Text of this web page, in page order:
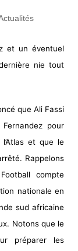
et un éventuel
nie tout
que Ali Fassi
pour
et que le
Rappelons
compte
nationale en
sud africaine
Notons que le
préparer les